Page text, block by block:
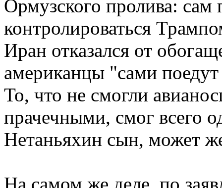
Ормузского пролива: сам
контролироваться
Иран отказался от
американцы "сами поедут
То, что не смогли
прачечными, смог всего
Нетаньяхин сын, может
На самом же деле, по